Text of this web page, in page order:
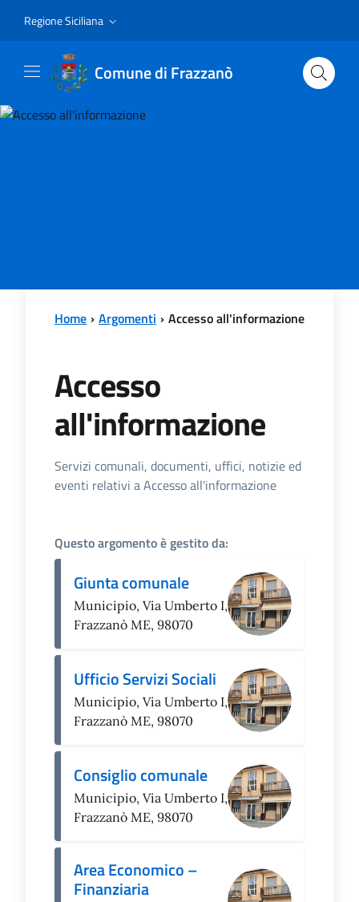
Regione Siciliana
Comune di Frazzanò
Home Argomenti Accesso all'informazione
Accesso
all'informazione
Dettagli dell'Argomento
Servizi comunali, documenti, uffici, notizie ed
eventi relativi a Accesso all'informazione
Questo argomento è gestito da:
Giunta comunale
Municipio, Via Umberto I,
Frazzanò ME, 98070
Ufficio Servizi Sociali
Municipio, Via Umberto I,
Frazzanò ME, 98070
Consiglio comunale
Municipio, Via Umberto I,
Frazzanò ME, 98070
Area Economico –
Finanziaria